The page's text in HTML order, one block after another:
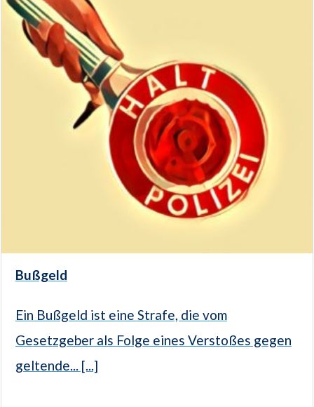
Bußgeld
Ein Bußgeld ist eine Strafe, die vom
Gesetzgeber als Folge eines Verstoßes gegen
geltende... [...]